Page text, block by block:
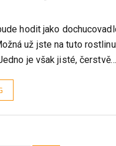
hodit jako
už jste na tuto
je však jisté, čerstvě…